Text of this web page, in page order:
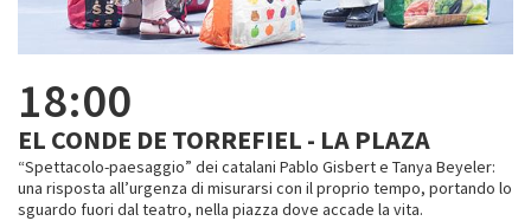
18:00
EL CONDE DE TORREFIEL - LA PLAZA
“Spettacolo-paesaggio” dei catalani Pablo Gisbert e Tanya Beyeler:
una risposta all’urgenza di misurarsi con il proprio tempo, portando lo
sguardo fuori dal teatro, nella piazza dove accade la vita.